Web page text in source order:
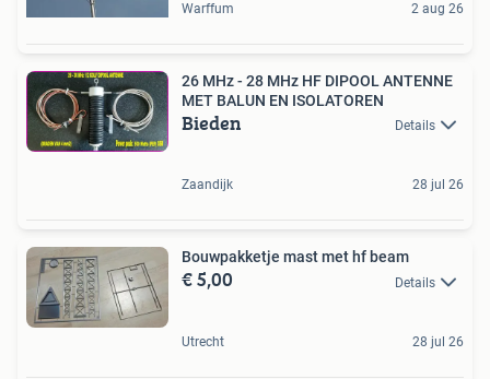
Warffum 2 aug 26
26 MHz - 28 MHz HF DIPOOL ANTENNE
MET BALUN EN ISOLATOREN
Bieden Details
Zaandijk 28 jul 26
Bouwpakketje mast met hf beam
€ 5,00 Details
Utrecht 28 jul 26